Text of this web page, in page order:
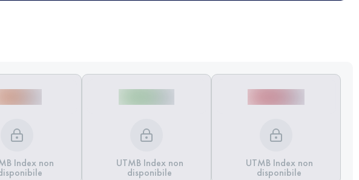
Index non UTMB Index non
disponibile
UTMB Index non
disponibile